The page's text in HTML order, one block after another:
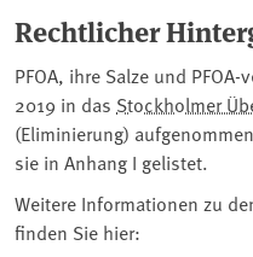
Rechtlicher
PFOA, ihre Salze und
2019 in das Stockholmer
(Eliminierung)
sie in Anhang I gelistet.
Weitere Informationen zu
finden Sie hier: